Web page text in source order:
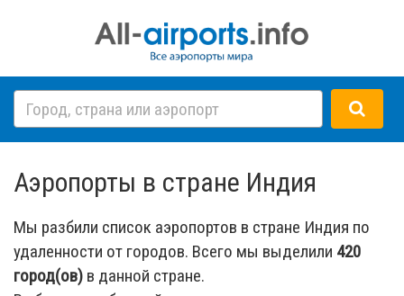
Аэропорты в стране Индия
Мы разбили список аэропортов в стране Индия по
удаленности от городов. Всего мы выделили 420
город(ов) в данной стране.